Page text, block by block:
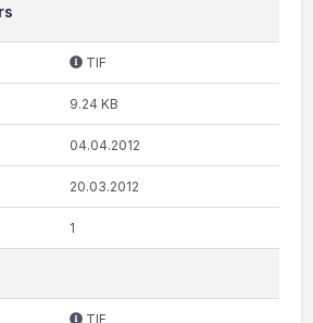
TIF
9.24 KB
04.04.2012
20.03.2012
1
TIF